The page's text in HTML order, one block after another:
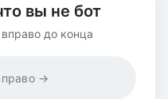
вы не бот
до конца
→